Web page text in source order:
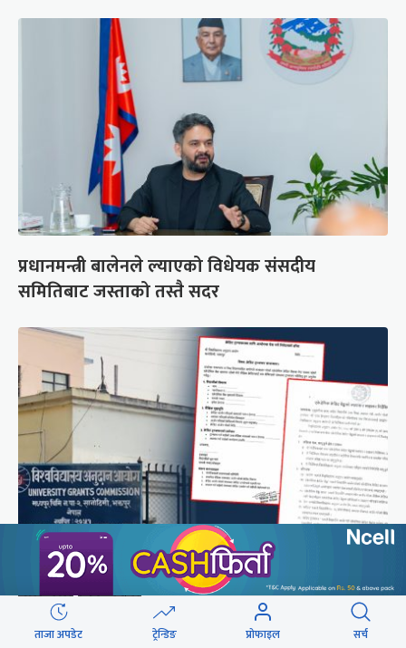
प्रधानमन्त्री बालेनले ल्याएको विधेयक संसदीय
समितिबाट जस्ताको तस्तै सदर
शैक्षिक क्रेडिट बैंक : विदेशमा अध्ययन पूरा नगरी फर्किए
नेपालमा निरन्तरता
ताजा अपडेट ट्रेन्डिङ प्रोफाइल सर्च